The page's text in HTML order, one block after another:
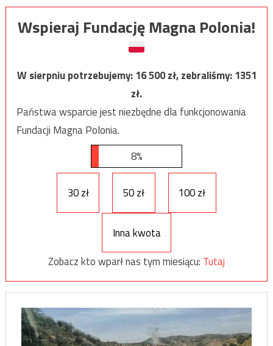
Wspieraj Fundację Magna Polonia!
W sierpniu potrzebujemy:16 500zł, zebraliśmy:1351
zł.
Państwa wsparcie jest niezbędne dla funkcjonowania
Fundacji Magna Polonia.
8%
30 zł 50 zł 100 zł
Inna kwota
Zobacz kto wparł nas tym miesiącu: Tutaj